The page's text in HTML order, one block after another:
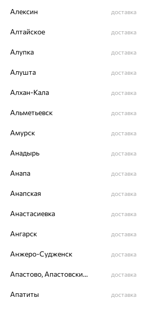
Металл:
Страна происхождения:
РОССИЯ
Доставка и оплата
Похожие изделия
64%
серебро
64%
серебро
Алексин доставка
Алтайское доставка
Алупка доставка
Алушта доставка
Алхан-Кала доставка
Альметьевск доставка
Амурск доставка
Анадырь доставка
Анапа доставка
Анапская доставка
Анастасиевка доставка
Ангарск доставка
Анжеро-Судженск доставка
Апастово, Апастовский район доставка
Апатиты доставка